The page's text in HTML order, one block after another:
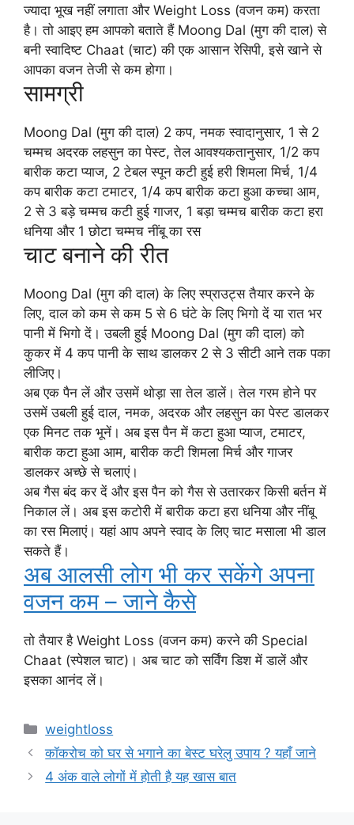
ज्यादा भूख नहीं लगाता और Weight Loss (वजन कम) करता
है। तो आइए हम आपको बताते हैं Moong Dal (मुग की दाल) से
बनी स्वादिष्ट Chaat (चाट) की एक आसान रेसिपी, इसे खाने से
आपका वजन तेजी से कम होगा।
सामग्री
Moong Dal (मुग की दाल) 2 कप, नमक स्वादानुसार, 1 से 2
चम्मच अदरक लहसुन का पेस्ट, तेल आवश्यकतानुसार, 1/2 कप
बारीक कटा प्याज, 2 टेबल स्पून कटी हुई हरी शिमला मिर्च, 1/4
कप बारीक कटा टमाटर, 1/4 कप बारीक कटा हुआ कच्चा आम,
2 से 3 बड़े चम्मच कटी हुई गाजर, 1 बड़ा चम्मच बारीक कटा हरा
धनिया और 1 छोटा चम्मच नींबू का रस
चाट बनाने की रीत
Moong Dal (मुग की दाल) के लिए स्प्राउट्स तैयार करने के
लिए, दाल को कम से कम 5 से 6 घंटे के लिए भिगो दें या रात भर
पानी में भिगो दें। उबली हुई Moong Dal (मुग की दाल) को
कुकर में 4 कप पानी के साथ डालकर 2 से 3 सीटी आने तक पका
लीजिए।
अब एक पैन लें और उसमें थोड़ा सा तेल डालें। तेल गरम होने पर
उसमें उबली हुई दाल, नमक, अदरक और लहसुन का पेस्ट डालकर
एक मिनट तक भूनें। अब इस पैन में कटा हुआ प्याज, टमाटर,
बारीक कटा हुआ आम, बारीक कटी शिमला मिर्च और गाजर
डालकर अच्छे से चलाएं।
अब गैस बंद कर दें और इस पैन को गैस से उतारकर किसी बर्तन में
निकाल लें। अब इस कटोरी में बारीक कटा हरा धनिया और नींबू
का रस मिलाएं। यहां आप अपने स्वाद के लिए चाट मसाला भी डाल
सकते हैं।
अब आलसी लोग भी कर सकेंगे अपना
वजन कम – जाने कैसे
तो तैयार है Weight Loss (वजन कम) करने की Special
Chaat (स्पेशल चाट)। अब चाट को सर्विंग डिश में डालें और
इसका आनंद लें।
Categories
weightloss
कॉकरोच को घर से भगाने का बेस्ट घरेलु उपाय ? यहाँ जाने
4 अंक वाले लोगों में होती है यह खास बात